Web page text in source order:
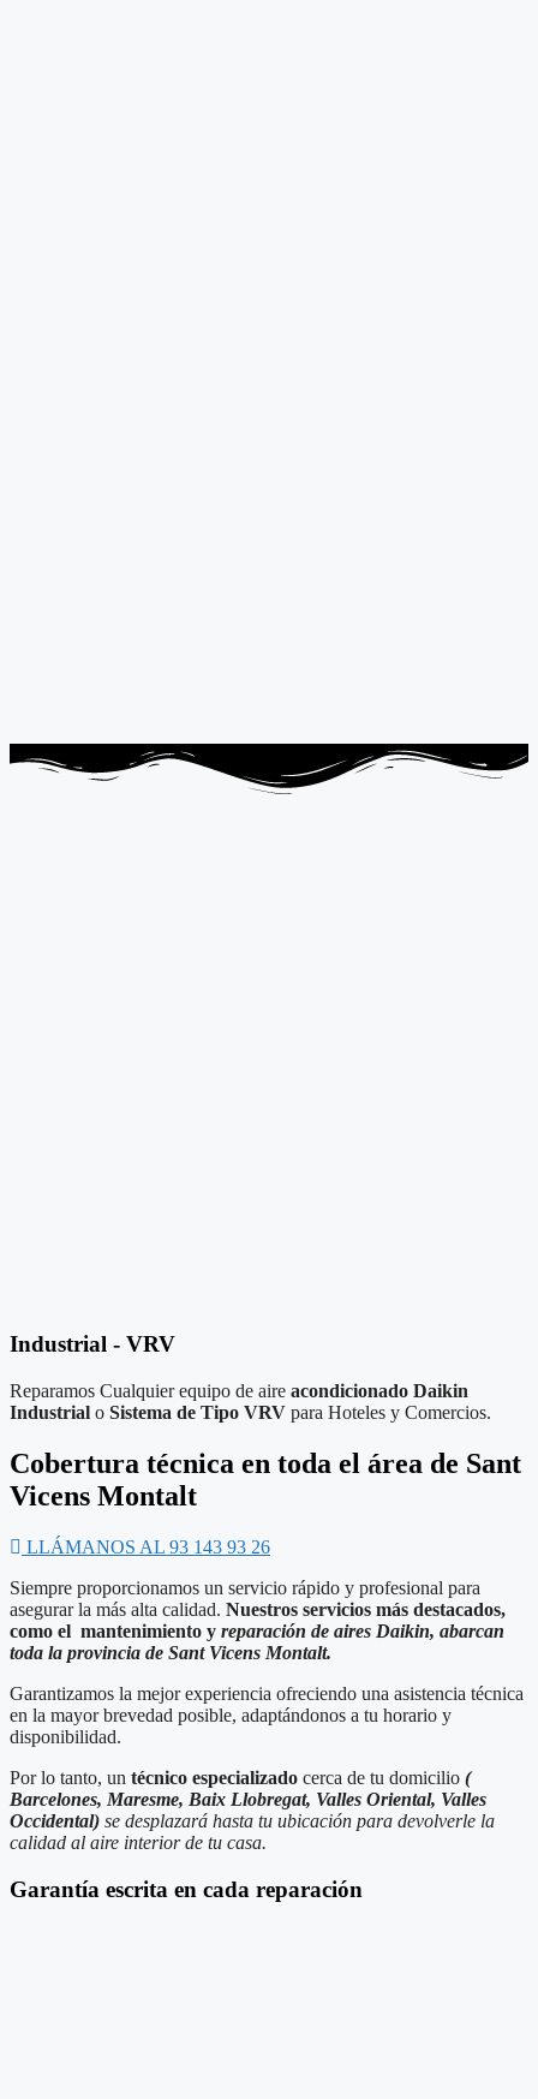
Industrial - VRV
Reparamos Cualquier equipo de aire acondicionado Daikin
Industrial o Sistema de Tipo VRV para Hoteles y Comercios.
Cobertura técnica en toda el área de Sant
Vicens Montalt
LLÁMANOS AL 93 143 93 26
Siempre proporcionamos un servicio rápido y profesional para
asegurar la más alta calidad. Nuestros servicios más destacados,
como el mantenimiento y reparación de aires Daikin, abarcan
toda la provincia de Sant Vicens Montalt.
Garantizamos la mejor experiencia ofreciendo una asistencia técnica
en la mayor brevedad posible, adaptándonos a tu horario y
disponibilidad.
Por lo tanto, un técnico especializado cerca de tu domicilio (
Barcelones, Maresme, Baix Llobregat, Valles Oriental, Valles
Occidental) se desplazará hasta tu ubicación para devolverle la
calidad al aire interior de tu casa.
Garantía escrita en cada reparación